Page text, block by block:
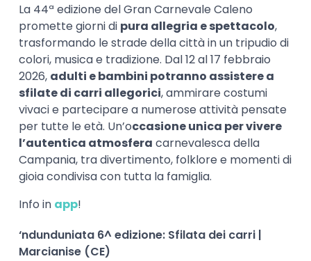
La 44ª edizione del Gran Carnevale Caleno
promette giorni di pura allegria e spettacolo,
trasformando le strade della città in un tripudio di
colori, musica e tradizione. Dal 12 al 17 febbraio
2026, adulti e bambini potranno assistere a
sfilate di carri allegorici, ammirare costumi
vivaci e partecipare a numerose attività pensate
per tutte le età. Un’occasione unica per vivere
l’autentica atmosfera carnevalesca della
Campania, tra divertimento, folklore e momenti di
gioia condivisa con tutta la famiglia.
Info in app!
‘ndunduniata 6^ edizione: Sfilata dei carri |
Marcianise (CE)